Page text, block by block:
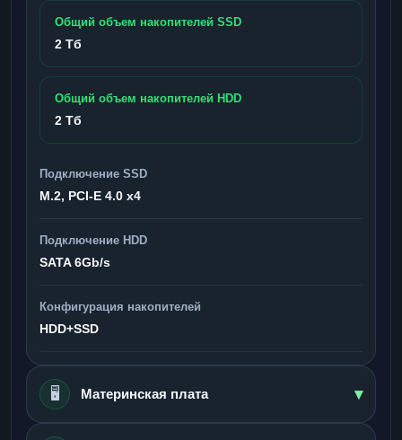
Общий объем накопителей SSD
2 Тб
Общий объем накопителей HDD
2 Тб
Подключение SSD
M.2, PCI-E 4.0 x4
Подключение HDD
SATA 6Gb/s
Конфигурация накопителей
HDD+SSD
🖥️ Материнская плата ▾